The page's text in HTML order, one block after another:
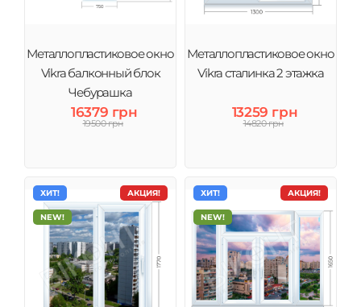
Металлопластиковое окно
Vikra балконный блок
Чебурашка
16379 грн
19500 грн
Металлопластиковое окно
Vikra сталинка 2 этажка
13259 грн
14820 грн
АКЦИЯ!
ХИТ!
NEW!
АКЦИЯ!
ХИТ!
NEW!